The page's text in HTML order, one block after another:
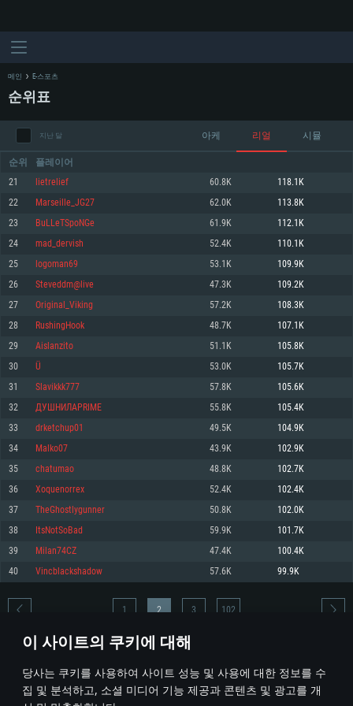
이 사이트의 쿠키에 대해
당사는 쿠키를 사용하여 사이트 성능 및 사용에 대한 정보를 수
집 및 분석하고, 소셜 미디어 기능 제공과 콘텐츠 및 광고를 개
시스템 요구사항
최소사양
운영체제: Windows 10 (64 bit)
프로세서: 2.2 GHz 듀얼코어 이상
메모리: 4GB
그래픽 카드: DirectX 11 이상을 지원하는 AMD Radeon 77XX / NVIDIA
GeForce GT 660. 최소 사양 해상도: 720p
네트워크: 브로드밴드 인터넷
여유 저장 공간: 22.1 GB (최소 클라이언트)
권장 사양
570 혹은 그 이상
여유 저장 공간: 62.2 GB (전체 클라이언트)
최소사양
운영체제: Mac OS Big Sur 11.0
프로세서: 최소 2.2 GHz의 Core i5 (Intel Xeon 은 지원하지 않습니다)
메모리: 6 GB
그래픽 카드: Metal 을 지원하는 Intel Iris Pro 5200 (Mac), 혹은 이와 비슷한 성
능을 가지는 Mac 버전의 AMD/Nvidia. 최소 해상도: 720p
네트워크: 브로드밴드 인터넷
여유 저장 공간: 22.1 GB (최소 클라이언트)
권장 사양
네트워크: 브로드밴드 인터넷
여유 저장 공간: 62.2 GB (전체 클라이언트)
최소사양
운영체제: 64bit Linux 중 최신 버전
프로세서: 2.4 GHz 듀얼코어
메모리: 4 GB
그래픽 카드: Vulkan 을 지원하고, 최신 그래픽 드라이버를 지원하는 NVIDIA
660 (6개월 미만) 혹은 그와 동급의 성능을 가지며 최신 그래픽 드라이버를 지
원하는 AMD (6개월 미만; 최소사양 지원 해상도 720p)
네트워크: 브로드밴드 인터넷
여유 저장 공간: 22.1 GB (최소 클라이언트)
권장 사양
운영체제: Ubuntu 20.04 64bit
프로세서: Intel Core i7
메모리: 16 GB
그래픽 카드: Vulkan 을 지원하고, 최신 그래픽 드라이버를 지원하는 NVIDIA
1060 (6개월 미만) 혹은 그와 동급의 성능을 가지며 최신 그래픽 드라이버를
지원하는 AMD RX 570 (6개월 미만; 최소사양 지원 해상도 720p) 이상
여유 저장 공간: 62.2 GB (전체 클라이언트)
메인 E-스포츠
순위표
지난 달 아케 리얼 시뮬
순위 플레이어
21 lietrelief 60.8K 118.1K
22 Marseille_JG27 62.0K 113.8K
23 BuLLeTSpoNGe 61.9K 112.1K
24 mad_dervish 52.4K 110.1K
25 logoman69 53.1K 109.9K
26 Steveddm@live 47.3K 109.2K
27 Original_Viking 57.2K 108.3K
28 RushingHook 48.7K 107.1K
29 Aislanzito 51.1K 105.8K
30 Ü 53.0K 105.7K
31 Slavikkk777 57.8K 105.6K
32 ДУШНИЛАPRIME 55.8K 105.4K
33 drketchup01 49.5K 104.9K
34 Malko07 43.9K 102.9K
35 chatumao 48.8K 102.7K
36 Xoquenorrex 52.4K 102.4K
37 TheGhostlygunner 50.8K 102.0K
38 ItsNotSoBad 59.9K 101.7K
39 Milan74CZ 47.4K 100.4K
40 Vincblackshadow 57.6K 99.9K
* 순위표는 매일 1회 갱신됩니다
1 2 3 102